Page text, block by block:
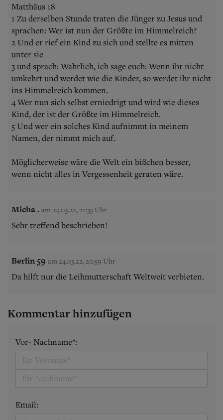
Matthäus 18
1 Zu derselben Stunde traten die Jünger zu Jesus und
sprachen: Wer ist nun der Größte im Himmelreich?
2 Und er rief ein Kind zu sich und stellte es mitten
unter sie
3 und sprach: Wahrlich, ich sage euch: Wenn ihr nicht
umkehrt und werdet wie die Kinder, so werdet ihr nicht
ins Himmelreich kommen.
4 Wer nun sich selbst erniedrigt und wird wie dieses
Kind, der ist der Größte im Himmelreich.
5 Und wer ein solches Kind aufnimmt in meinem
Namen, der nimmt mich auf.
Möglicherweise wäre die Welt ein bißchen besser,
wenn nicht alles in Vergessenheit geraten wäre.
Micha . am 24.03.22, 21:35 Uhr
Sehr treffend beschrieben!
Berlin 59 am 24.03.22, 20:59 Uhr
Da hilft nur die Leihmutterschaft Weltweit verbieten.
Kommentar hinzufügen
Vor- Nachname*:
Email: